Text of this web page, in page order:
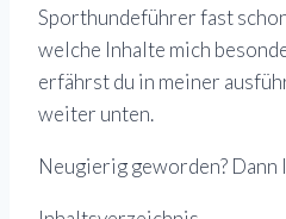
Sporthundeführer fast
welche Inhalte mich
erfährst du in meiner
weiter unten.
Neugierig geworden?